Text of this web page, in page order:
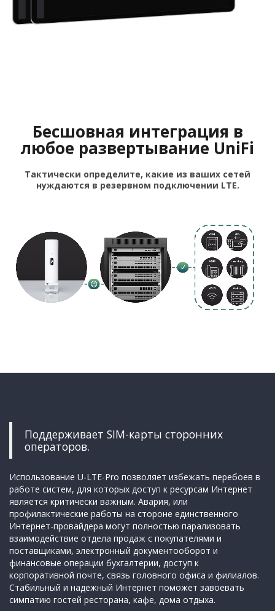
Бесшовная интеграция в
любое развертывание UniFi
Тактически определите, какие из ваших сетей
нуждаются в резервном подключении LTE.
Поддерживает SIM-карты сторонних
операторов.
Использование U-LTE-Pro позволяет избежать перебоев в
работе систем, для которых доступ к ресурсам Интернет
является критически важным. Авария, или
профилактические работы на стороне единственного
Интернет-провайдера могут полностью парализовать
взаимодействие отдела продаж с покупателями и
поставщиками, электронный документооборот и
финансовые операции бухгалтерии, доступ к
корпоративной почте, связь головного офиса и филиалов.
Стабильный и надежный Интернет поможет завоевать
симпатию гостей ресторана, кафе, дома отдыха.